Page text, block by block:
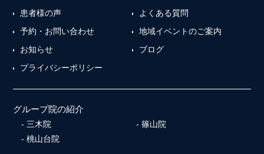
患者様の声
よくある質問
予約・お問い合わせ
地域イベントのご案内
お知らせ
ブログ
プライバシーポリシー
グループ院の紹介
三木院
篠山院
桃山台院